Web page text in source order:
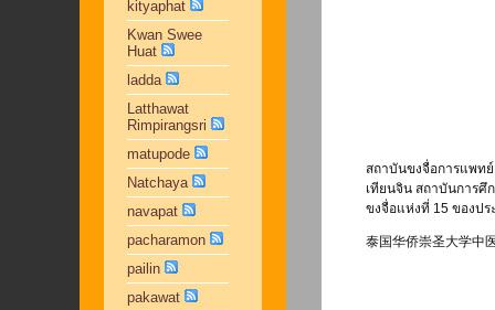
kityaphat
Kwan Swee
Huat
ladda
Latthawat
Rimpirangsri
matupode
Natchaya
navapat
pacharamon
pailin
pakawat
สถาบันขงจื่อการแพท
เทียนจิน สถาบันการ
ขงจื่อแห่งที่ 15 ของปร
泰国华侨崇圣大学中